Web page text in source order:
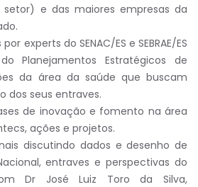
setor) e das maiores empresas da
experts do SENAC/ES e SEBRAE/ES
Planejamentos Estratégicos de
da área da saúde que buscam
dos seus entraves.
de inovação e fomento na área
ações e projetos.
discutindo dados e desenho de
entraves e perspectivas do
Dr José Luiz Toro da Silva,